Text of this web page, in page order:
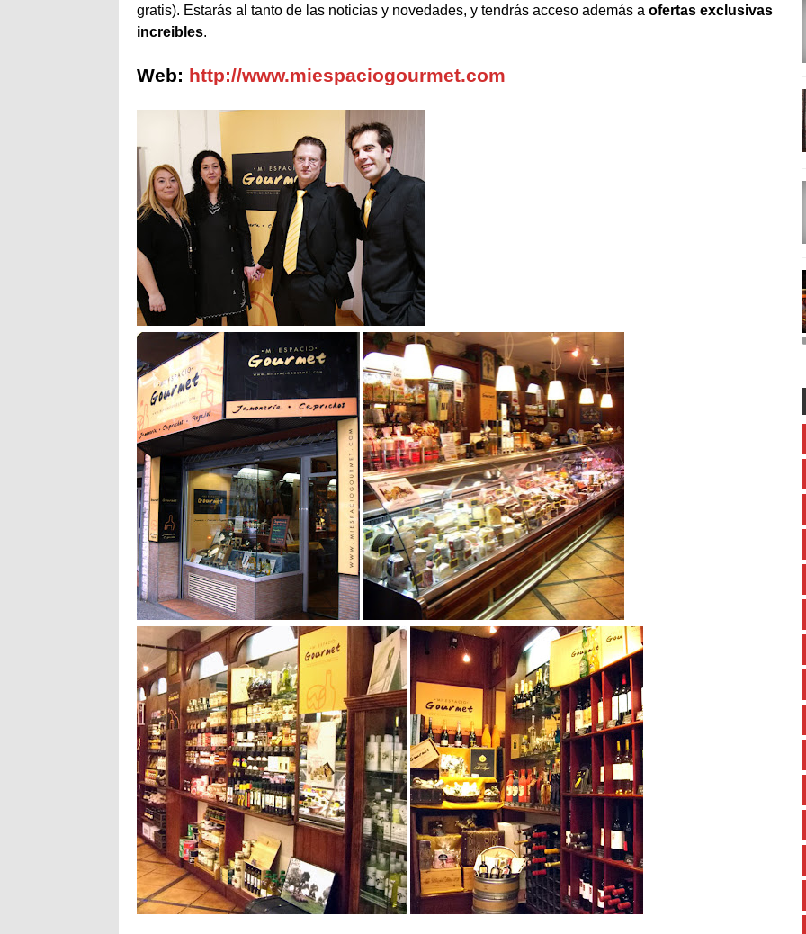
gratis). Estarás al tanto de las noticias y novedades, y tendrás acceso además a ofertas exclusivas
increibles.
Web: http://www.miespaciogourmet.com